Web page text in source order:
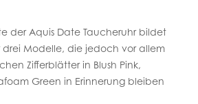
der Aquis Date Taucheruhr bildet
drei Modelle, die jedoch vor allem
Zifferblätter in Blush Pink,
Green in Erinnerung bleiben